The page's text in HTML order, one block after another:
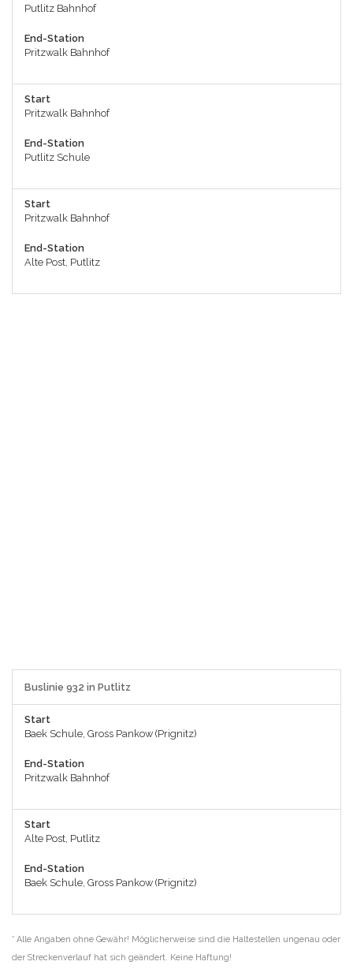
Putlitz Bahnhof
End-Station
Pritzwalk Bahnhof
Start
Pritzwalk Bahnhof
End-Station
Putlitz Schule
Start
Pritzwalk Bahnhof
End-Station
Alte Post, Putlitz
Buslinie 932 in Putlitz
Start
Baek Schule, Gross Pankow (Prignitz)
End-Station
Pritzwalk Bahnhof
Start
Alte Post, Putlitz
End-Station
Baek Schule, Gross Pankow (Prignitz)
* Alle Angaben ohne Gewähr! Möglicherweise sind die Haltestellen ungenau oder
der Streckenverlauf hat sich geändert. Keine Haftung!